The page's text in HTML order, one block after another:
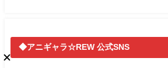
◆アニギャラ☆REW 公式SNS